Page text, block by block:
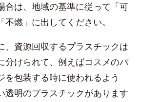
合は、地域の基準に従って「可
不燃」に出してください。
、資源回収するプラスチックは
分けられて、例えばコスメのパ
を包装する時に使われるよう
透明のプラスチックがあります